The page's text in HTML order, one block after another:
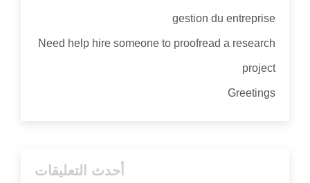
gestion du entreprise
Need help hire someone to proofread a research
project
Greetings
أحدث التعليقات